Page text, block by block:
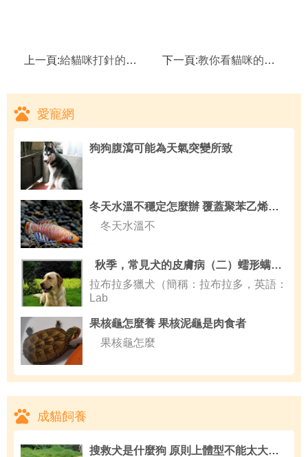
上一頁:給貓咪打針的正確方法 下一頁:教你看貓咪的生化化驗報告之肝功能檢查
愛寵網
狗狗腹瀉可能為天氣突變所致
冬天水溫不穩定怎麼辦 覆蓋聚苯乙烯泡沫塑料板
冬天水溫不
秋季，常見犬的皮膚病（二）蠕形螨感染
拉布拉多獵犬（簡稱：拉布拉多，英語：
Lab
果核龜怎麼養 果核泥龜是肉食者
果核龜怎麼
成貓飼養
搜救犬是什麼狗 原則上體型不能太大或太小